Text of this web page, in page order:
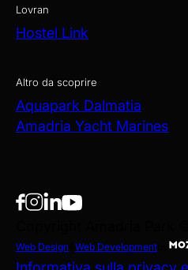
Lovran
Hostel Link
Altro da scoprire
Aquapark Dalmatia
Amadria Yacht Marines
Web Design Web Development